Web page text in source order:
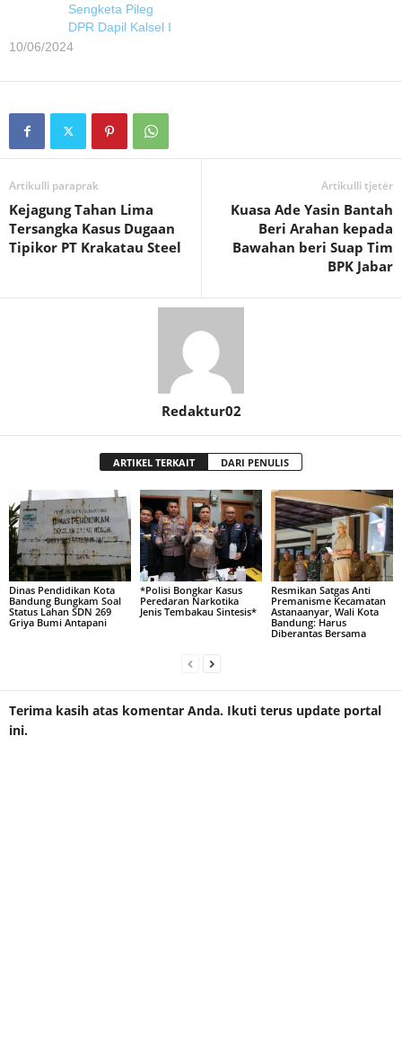
Sengketa Pileg
DPR Dapil Kalsel I
10/06/2024
Artikulli paraprak
Kejagung Tahan Lima
Tersangka Kasus Dugaan
Tipikor PT Krakatau Steel
Artikulli tjetër
Kuasa Ade Yasin Bantah
Beri Arahan kepada
Bawahan beri Suap Tim
BPK Jabar
Redaktur02
ARTIKEL TERKAIT DARI PENULIS
Dinas Pendidikan Kota
Bandung Bungkam Soal
Status Lahan SDN 269
Griya Bumi Antapani
*Polisi Bongkar Kasus
Peredaran Narkotika
Jenis Tembakau Sintesis*
Resmikan Satgas Anti
Premanisme Kecamatan
Astanaanyar, Wali Kota
Bandung: Harus
Diberantas Bersama
Terima kasih atas komentar Anda. Ikuti terus update portal
ini.